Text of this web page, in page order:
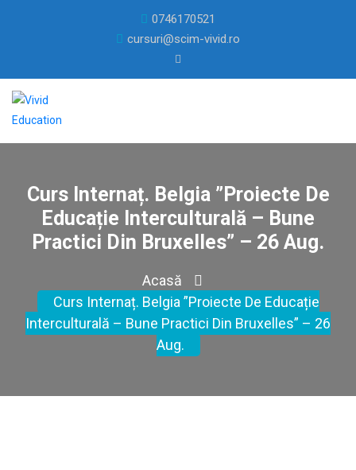
0746170521
cursuri@scim-vivid.ro
Curs Internaț. Belgia ”Proiecte De
Educație Interculturală – Bune
Practici Din Bruxelles” – 26 Aug.
Acasă
Curs Internaț. Belgia ”Proiecte De Educație
Interculturală – Bune Practici Din Bruxelles” – 26
Aug.